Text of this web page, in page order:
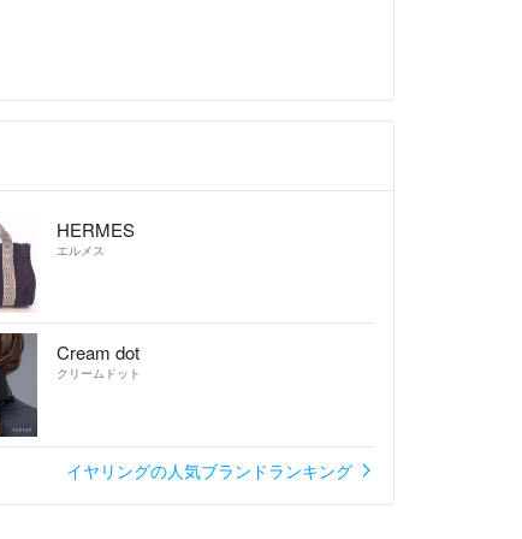
HERMES
エルメス
Cream dot
クリームドット
イヤリングの人気ブランドランキング